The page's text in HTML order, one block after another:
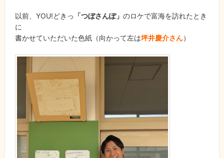
以前、YOU!どきっ 「つぼさんぽ」 のロケで富海を訪れたとき
に
書かせていただいた色紙（向かって左は坪井慶介さん）